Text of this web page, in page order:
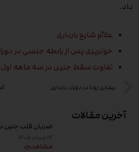
آخرین مقالات
ضربان قلب جنین
هفته‌ای دیده
۱۴ مرداد ۱۴۰۵
مشاهده
داد.
علائم شایع بارداری
خونریزی پس از رابطه جنسی در
تفاوت سقط جنین در سه ماهه اول
بیماری زونا در دوران بارداری